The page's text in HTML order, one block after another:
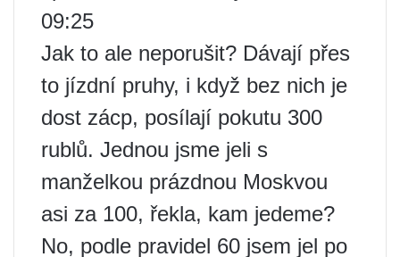
09:25
Jak to ale neporušit? Dávají přes
to jízdní pruhy, i když bez nich je
dost zácp, posílají pokutu 300
rublů. Jednou jsme jeli s
manželkou prázdnou Moskvou
asi za 100, řekla, kam jedeme?
No, podle pravidel 60 jsem jel po